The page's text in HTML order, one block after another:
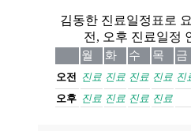
김동한 진료일정표로
전, 오후 진료일정
월 화 수 목 금
오전 진료 진료 진료 진료 진
오후 진료 진료 진료 진료